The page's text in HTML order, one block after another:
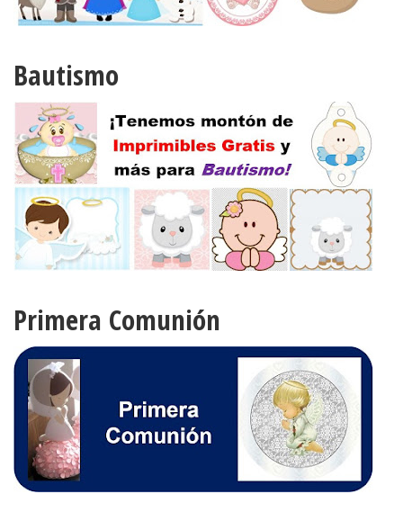
Bautismo
Primera Comunión